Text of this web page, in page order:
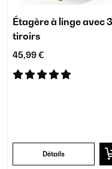
Étagère à linge avec 3
tiroirs
45,99 €
Détails